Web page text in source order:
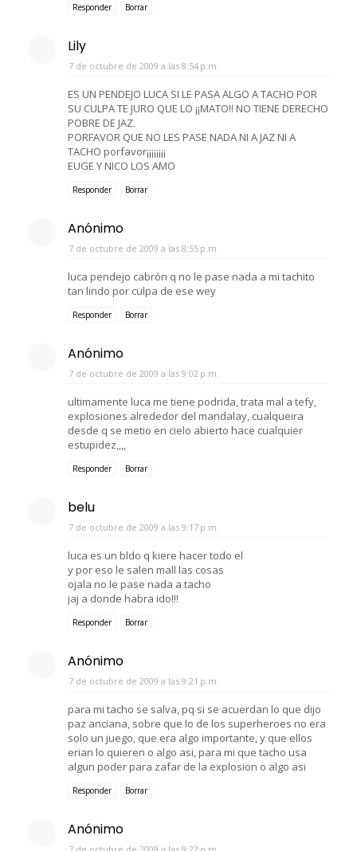
Responder Borrar
Lily
7 de octubre de 2009 a las 8:54 p.m.
ES UN PENDEJO LUCA SI LE PASA ALGO A TACHO POR
SU CULPA TE JURO QUE LO ¡¡MATO!! NO TIENE DERECHO
POBRE DE JAZ.
PORFAVOR QUE NO LES PASE NADA NI A JAZ NI A
TACHO porfavor¡¡¡¡¡¡¡¡
EUGE Y NICO LOS AMO
Responder Borrar
Anónimo
7 de octubre de 2009 a las 8:55 p.m.
luca pendejo cabrón q no le pase nada a mi tachito
tan lindo por culpa de ese wey
Responder Borrar
Anónimo
7 de octubre de 2009 a las 9:02 p.m.
ultimamente luca me tiene podrida, trata mal a tefy,
explosiones alrededor del mandalay, cualqueira
desde q se metio en cielo abierto hace cualquier
estupidez,,,,
Responder Borrar
belu
7 de octubre de 2009 a las 9:17 p.m.
luca es un bldo q kiere hacer todo el
y por eso le salen mall las cosas
ojala no le pase nada a tacho
jaj a donde habra ido!!!
Responder Borrar
Anónimo
7 de octubre de 2009 a las 9:21 p.m.
para mi tacho se salva, pq si se acuerdan lo que dijo
paz anciana, sobre que lo de los superheroes no era
solo un juego, que era algo importante, y que ellos
erian lo quieren o algo asi, para mi que tacho usa
algun poder para zafar de la explosion o algo asi
Responder Borrar
Anónimo